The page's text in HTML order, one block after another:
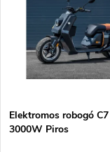
e
a
Elektromos robogó
3000W Piros